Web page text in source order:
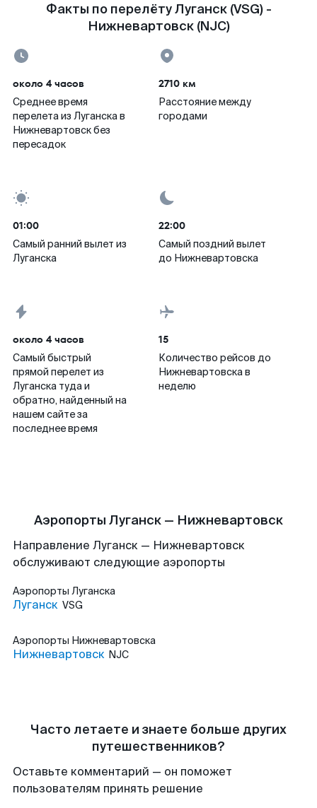
Факты по перелёту Луганск (VSG) -
Нижневартовск (NJC)
около 4 часов
Среднее время
перелета из Луганска в
Нижневартовск без
пересадок
2710 км
Расстояние между
городами
01:00
Самый ранний вылет из
Луганска
22:00
Самый поздний вылет
до Нижневартовска
около 4 часов
Самый быстрый
прямой перелет из
Луганска туда и
обратно, найденный на
нашем сайте за
последнее время
15
Количество рейсов до
Нижневартовска в
неделю
Аэропорты Луганск — Нижневартовск
Направление Луганск — Нижневартовск
обслуживают следующие аэропорты
Аэропорты Луганска
Луганск VSG
Аэропорты Нижневартовска
Нижневартовск NJC
Часто летаете и знаете больше других
путешественников?
Оставьте комментарий — он поможет
пользователям принять решение